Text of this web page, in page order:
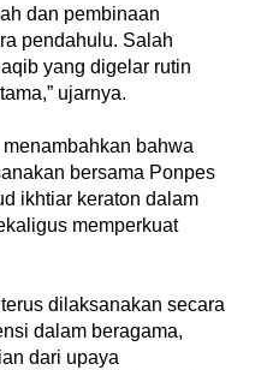
dan pembinaan
pendahulu. Salah
yang digelar rutin
ujarnya.
bahwa
bersama Ponpes
ikhtiar keraton dalam
memperkuat
dilaksanakan secara
dalam beragama,
dari upaya